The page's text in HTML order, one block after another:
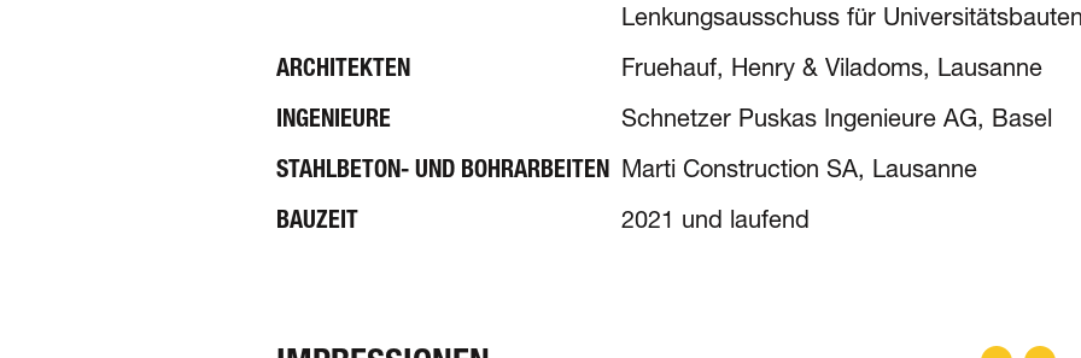
Lenkungsausschuss für Universitätsbauten
ARCHITEKTEN Fruehauf, Henry & Viladoms, Lausanne
INGENIEURE Schnetzer Puskas Ingenieure AG, Basel
STAHLBETON- UND BOHRARBEITEN Marti Construction SA, Lausanne
BAUZEIT 2021 und laufend